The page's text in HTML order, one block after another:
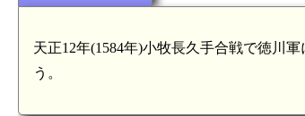
天正12年(1584年)小牧長久手合戦で徳川
う。